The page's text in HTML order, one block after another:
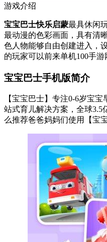
游戏介绍
宝宝巴士快乐启蒙最具休闲
最动漫的色彩画面，具有清
色人物能够自由创建进入，
的玩家可以前来单机100手游
宝宝巴士手机版简介
【宝宝巴士】专注0-6岁宝
站式育儿解决方案，全球3.5
么推荐爸爸妈妈们使用【宝